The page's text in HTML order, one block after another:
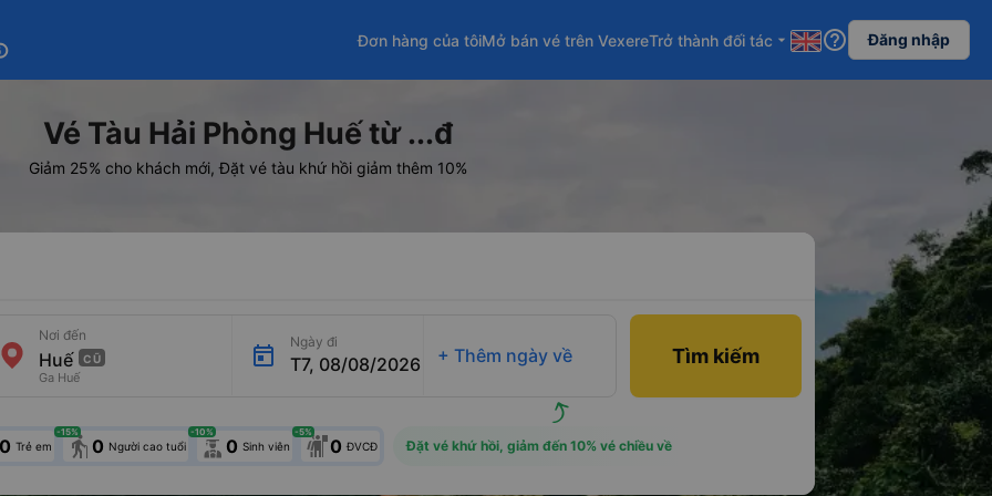
Đơn hàng của tôiMở bán vé trên VexereTrở thành đối tác arrow_drop_down help_outline Đăng nhập
Vé Tàu Hải Phòng Huế từ ...đ
Giảm 25% cho khách mới, Đặt vé tàu khứ hồi giảm thêm 10%
CŨ
Nơi đến
Ga Huế
Ngày đi
T7, 08/08/2026 + Thêm ngày về Tìm kiếm
0 Trẻ em elderly 0 Người cao tuổi
-15%
0 Sinh viên
-10%
0 ĐVCĐ
-5%
Đặt vé khứ hồi, giảm đến 10% vé chiều về